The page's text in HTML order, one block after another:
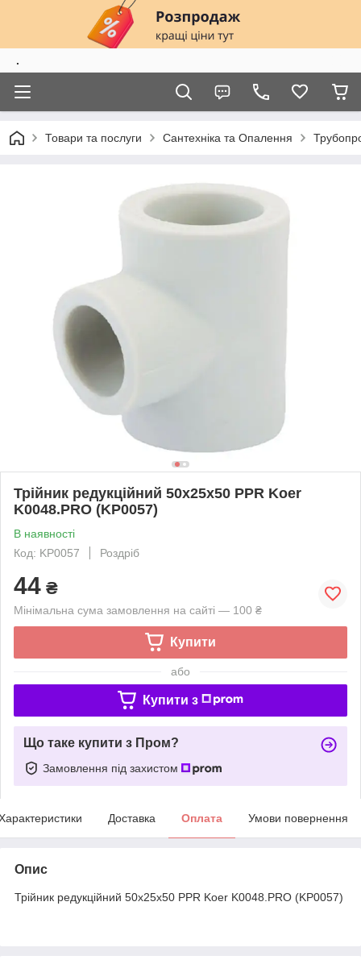
.
Товари та послуги Сантехніка та Опалення
Трійник редукційний 50x25x50 PPR Koer
K0048.PRO (KP0057)
В наявності
Код: KP0057
Роздріб
44 ₴
Мінімальна сума замовлення на сайті — 100 ₴
Купити
або
Купити з
Що таке купити з Пром?
Замовлення під захистом
Доставка Оплата Умови повернення
Опис
Трійник редукційний 50x25x50 PPR Koer K0048.PRO (KP0057)